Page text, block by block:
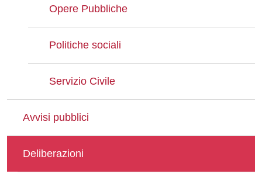
Opere Pubbliche
Politiche sociali
Servizio Civile
Avvisi pubblici
Deliberazioni